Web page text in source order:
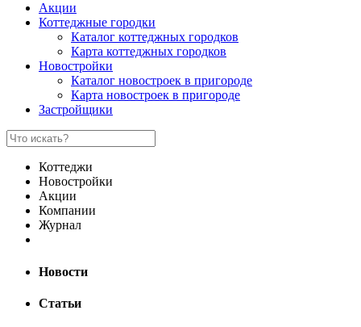
Акции
Коттеджные городки
Каталог коттеджных городков
Карта коттеджных городков
Новостройки
Каталог новостроек в пригороде
Карта новостроек в пригороде
Застройщики
Коттеджи
Новостройки
Акции
Компании
Журнал
Новости
Статьи